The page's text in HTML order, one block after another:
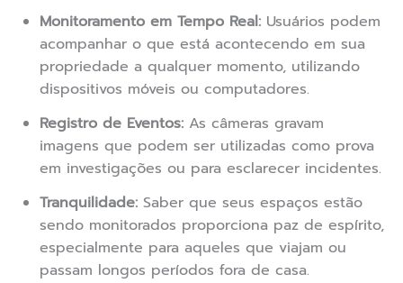
Monitoramento em Tempo Real: Usuários podem
acompanhar o que está acontecendo em sua
propriedade a qualquer momento, utilizando
dispositivos móveis ou computadores.
Registro de Eventos: As câmeras gravam
imagens que podem ser utilizadas como prova
em investigações ou para esclarecer incidentes.
Tranquilidade: Saber que seus espaços estão
sendo monitorados proporciona paz de espírito,
especialmente para aqueles que viajam ou
passam longos períodos fora de casa.